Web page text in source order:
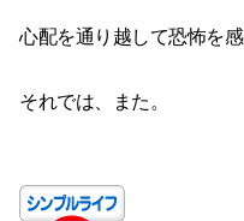
心配を通り越して恐怖を
それでは、また。